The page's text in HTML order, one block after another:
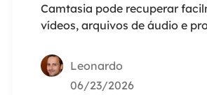
Camtasia pode recuperar
vídeos, arquivos de áudio e
excluídos ou perdidos devido a
estúdio.
Leonardo
06/23/2026